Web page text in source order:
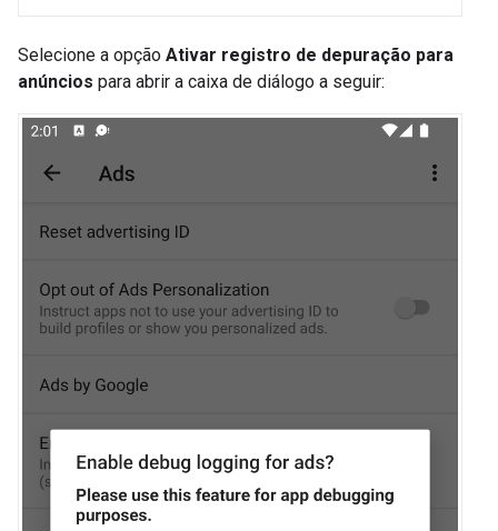
Selecione a opção Ativar registro de depuração para
anúncios para abrir a caixa de diálogo a seguir: